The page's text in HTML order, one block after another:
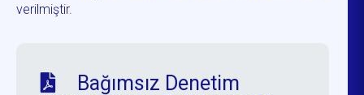
verilmiştir.
Bağımsız Denetim